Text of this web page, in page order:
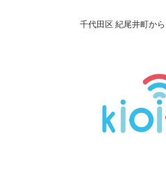
千代田区 紀尾井町か